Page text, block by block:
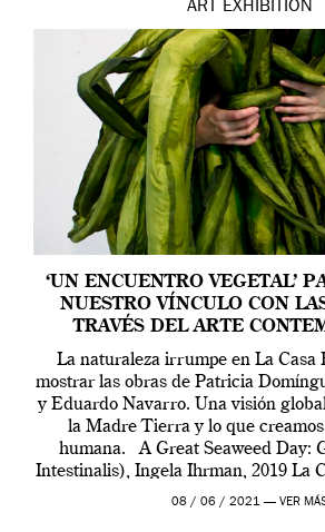
ART EXHIBITION
‘UN ENCUENTRO VEGETAL’
NUESTRO VÍNCULO CON
TRAVÉS DEL ARTE
La naturaleza irrumpe en La Casa
mostrar las obras de Patricia
y Eduardo Navarro. Una visión
la Madre Tierra y lo que
humana. A Great Seaweed Day:
Intestinalis), Ingela Ihrman, 2019 La
Madrid y la Wellcome
08 / 06 / 2021 — VER